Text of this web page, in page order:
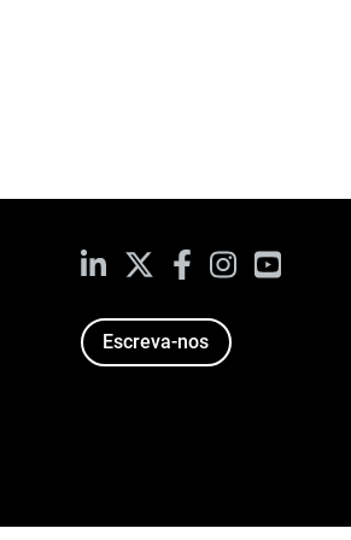
LinkedIn Facebook
Instagram
Escreva-nos